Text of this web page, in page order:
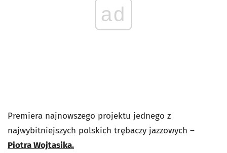
ad
Premiera najnowszego projektu jednego z
najwybitniejszych polskich trębaczy jazzowych –
Piotra Wojtasika.